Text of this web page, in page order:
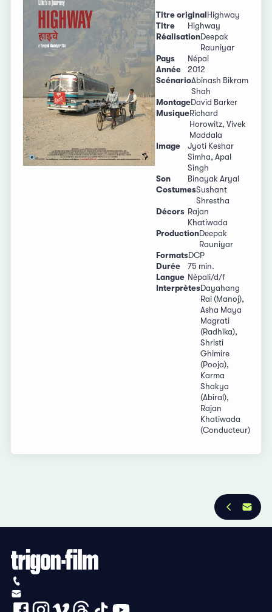
Titre original Highway
Titre
Highway
RéalisationDeepak
Rauniyar
Pays
Népal
Année
2012
ScénarioAbinash Bikram
Shah
MontageDavid Barker
MusiqueRichard
Horowitz, Vivek
Maddala
Image
Jyoti Keshar
Simha, Apal
Singh
Son
Binayak Aryal
CostumesSushant
Shrestha
Décors Rajan
Khatiwada
ProductionDeepak
Rauniyar
FormatsDCP
Durée
75 min.
Langue Népali/d/f
InterprètesDayahang
Rai (Manoj),
Asha Maya
Magrati
(Radhika),
Shristi
Ghimire
(Pooja),
Karma
Shakya
(Abiral),
Rajan
Khatiwada
(Conducteur)